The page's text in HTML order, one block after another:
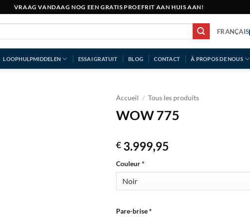
VRAAG VANDAAG NOG EEN GRATIS PROEFRIT AAN HUIS AAN!
FRANÇAIS
LOOPHULPMIDDELEN ESSAI GRATUIT BLOG CONTACT À PROPOS DE NOUS
Accueil / Tous les produits
WOW 775
€ 3.999,95
Couleur*
Pare-brise*